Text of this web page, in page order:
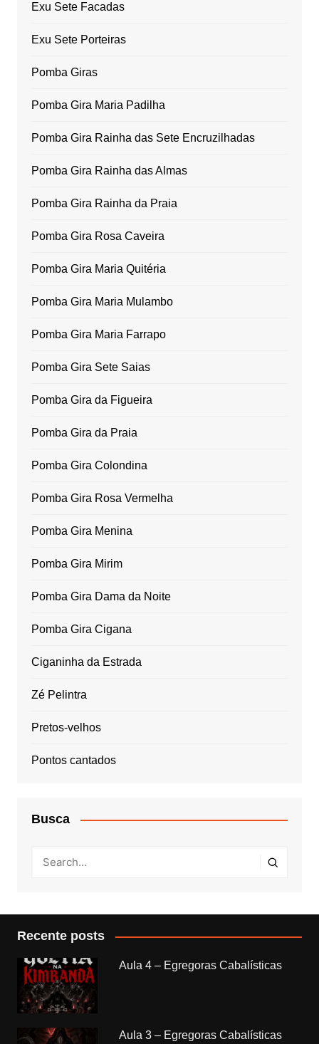
Exu Sete Facadas
Exu Sete Porteiras
Pomba Giras
Pomba Gira Maria Padilha
Pomba Gira Rainha das Sete Encruzilhadas
Pomba Gira Rainha das Almas
Pomba Gira Rainha da Praia
Pomba Gira Rosa Caveira
Pomba Gira Maria Quitéria
Pomba Gira Maria Mulambo
Pomba Gira Maria Farrapo
Pomba Gira Sete Saias
Pomba Gira da Figueira
Pomba Gira da Praia
Pomba Gira Colondina
Pomba Gira Rosa Vermelha
Pomba Gira Menina
Pomba Gira Mirim
Pomba Gira Dama da Noite
Pomba Gira Cigana
Ciganinha da Estrada
Zé Pelintra
Pretos-velhos
Pontos cantados
Busca
Recente posts
Aula 4 – Egregoras Cabalísticas
Aula 3 – Egregoras Cabalísticas